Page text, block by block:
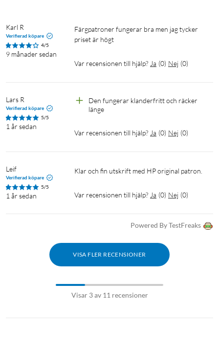
Karl R
Verifierad köpare
4/5
9 månader sedan
Färgpatroner fungerar bra men jag tycker
priset är högt
Var recensionen till hjälp? Ja (0) Nej (0)
Lars R
Verifierad köpare
5/5
1 år sedan
Den fungerar klanderfritt och räcker
länge
Var recensionen till hjälp? Ja (0) Nej (0)
Leif
Verifierad köpare
5/5
1 år sedan
Klar och fin utskrift med HP original patron.
Var recensionen till hjälp? Ja (0) Nej (0)
Powered By TestFreaks
VISA FLER RECENSIONER
Visar 3 av 11 recensioner